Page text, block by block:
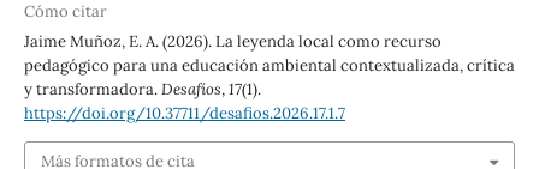
Cómo citar
Jaime Muñoz, E. A. (2026). La leyenda local como recurso
pedagógico para una educación ambiental contextualizada, crítica
y transformadora.Desafíos,17(1).
https://doi.org/10.37711/desafios.2026.17.1.7
Más formatos de cita